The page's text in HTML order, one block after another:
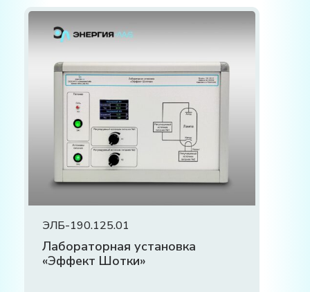
ЭЛБ-190.125.01
Лабораторная установка
«Эффект Шотки»